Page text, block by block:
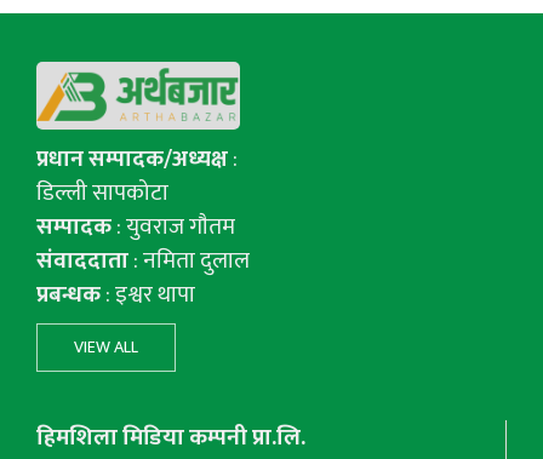
प्रधान सम्पादक/अध्यक्ष:
डिल्ली सापकोटा
सम्पादक: युवराज गाैतम
संवाददाता: नमिता दुलाल
प्रबन्धक: इश्वर थापा
VIEW ALL
हिमशिला मिडिया कम्पनी प्रा.लि.